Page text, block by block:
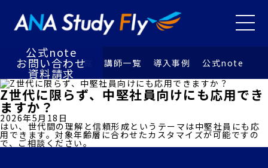
特徴 研修⼀覧 講師⼀覧 導⼊事例 公式note
講師⼀覧
導⼊事例
公式note
お問い合わせ
資料請求
Z世代に限らず、中堅社員向けにも応用でき
ますか？
2026年5月18日
はい、世代間の理解と信頼形成というテーマは中堅社員にも応
用できます。対象年齢層に合わせたカスタマイズが可能ですの
で、ご相談ください。